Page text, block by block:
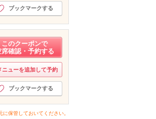
月分（15）
月分（33）
月分（52）
月分（38）
分 （57）
月分（72）
月分（51）
月分（78）
ブックマークする
このクーポンで
席確認・予約する
ニューを追加して予約
ブックマークする
保管しておいてください。